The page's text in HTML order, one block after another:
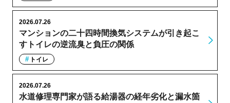
マンションの二十四時間換気システムが引き起こ
すトイレの逆流臭と負圧の関係
2026.07.26
トイレ
水道修理専門家が語る給湯器の経年劣化と漏水箇
2026.07.26